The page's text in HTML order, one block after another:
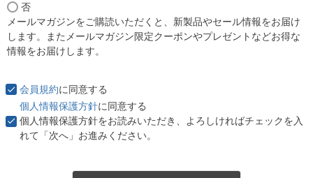
須
)
否
メールマガジンをご購読いただくと、新製品やセール情報をお届け
します。またメールマガジン限定クーポンやプレゼントなどお得な
情報をお届けします。
会員規約に同意する
個人情報保護方針に同意する
個人情報保護方針をお読みいただき、よろしければチェックを入
れて「次へ」お進みください。